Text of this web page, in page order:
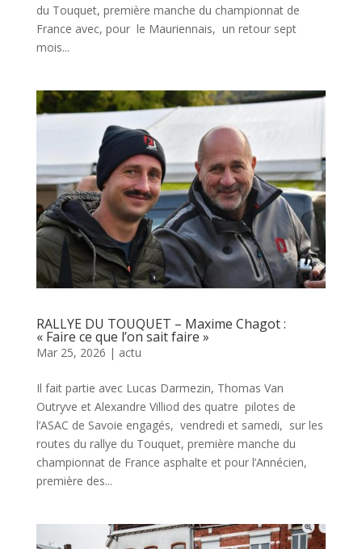
du Touquet, première manche du championnat de
France avec, pour le Mauriennais, un retour sept
mois...
RALLYE DU TOUQUET – Maxime Chagot :
« Faire ce que l’on sait faire »
Mar 25, 2026 | actu
Il fait partie avec Lucas Darmezin, Thomas Van
Outryve et Alexandre Villiod des quatre pilotes de
l’ASAC de Savoie engagés, vendredi et samedi, sur les
routes du rallye du Touquet, première manche du
championnat de France asphalte et pour l’Annécien,
première des...